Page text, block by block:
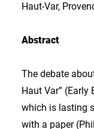
Haut-Var,
Abstract
The debate
Haut Var” (Early
which is lasting
with a paper